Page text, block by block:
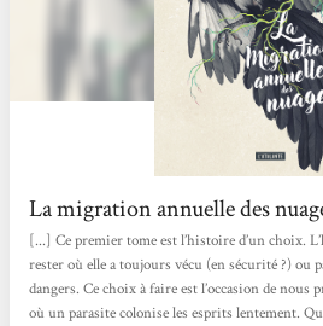
La migration annuelle des
[...] Ce premier tome est l’histoire d’un choix.
rester où elle a toujours vécu (en sécurité ?) ou
dangers. Ce choix à faire est l’occasion de nous
où un parasite colonise les esprits lentement.